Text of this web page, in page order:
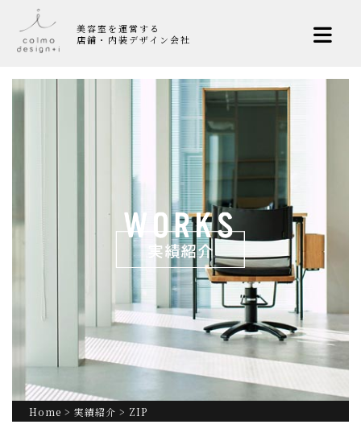
美容室を運営する
店舗・内装デザイン会社
Home > 実績紹介 > ZIP